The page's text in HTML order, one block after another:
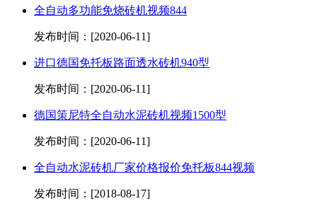
全自动多功能免烧砖机视频844
发布时间：[2020-06-11]
进口德国免托板路面透水砖机940型
发布时间：[2020-06-11]
德国策尼特全自动水泥砖机视频1500型
发布时间：[2020-06-11]
全自动水泥砖机厂家价格报价免托板844视频
发布时间：[2018-08-17]